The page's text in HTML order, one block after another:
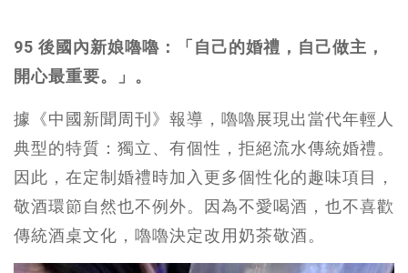
95 後國內新娘嚕嚕：「自己的婚禮，自己做主，
開心最重要。」。
據《中國新聞周刊》報導，嚕嚕展現出當代年輕人
典型的特質：獨立、有個性，拒絕流水傳統婚禮。
因此，在定制婚禮時加入更多個性化的趣味項目，
敬酒環節自然也不例外。因為不愛喝酒，也不喜歡
傳統酒桌文化，嚕嚕決定改用奶茶敬酒。